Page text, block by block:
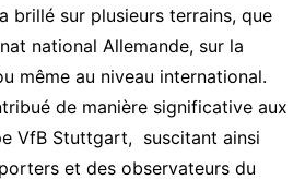
brillé sur plusieurs terrains, que
national Allemande, sur la
même au niveau international.
de manière significative aux
VfB Stuttgart, suscitant ainsi
et des observateurs du